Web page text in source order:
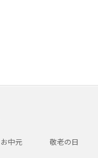
お中元 敬老の日